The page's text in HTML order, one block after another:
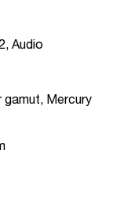
Audio
Mercury
75Hz (402YV)|